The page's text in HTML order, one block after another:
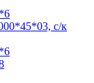
с/к